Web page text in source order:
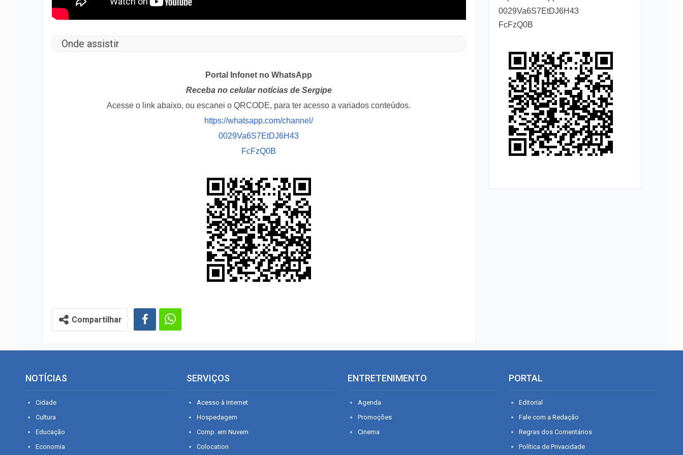
Onde assistir
Portal Infonet no WhatsApp
Receba no celular notícias de Sergipe
Acesse o link abaixo, ou escanei o QRCODE, para ter acesso a variados conteúdos.
https://whatsapp.com/channel/
0029Va6S7EtDJ6H43
FcFzQ0B
Compartilhar
0029Va6S7EtDJ6H43
FcFzQ0B
NOTÍCIAS
Cidade
Cultura
Educação
Economia
SERVIÇOS
Acesso à Internet
Hospedagem
Comp. em Nuvem
Colocation
ENTRETENIMENTO
Agenda
Promoções
Cinema
PORTAL
Editorial
Fale com a Redação
Regras dos Comentários
Política de Privacidade